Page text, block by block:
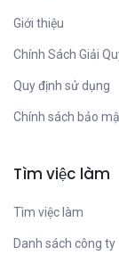
Giới thiệu
Chính Sách Giải
Quy định sử dụng
Chính sách bảo
Tìm việc làm
Tìm việc làm
Danh sách công ty